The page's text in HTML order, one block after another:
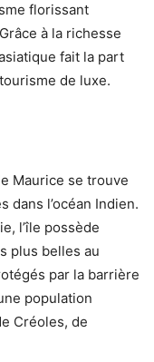
florissant
à la richesse
fait la part
de luxe.
Maurice se trouve
dans l’océan Indien.
l’île possède
plus belles au
par la barrière
population
Créoles, de